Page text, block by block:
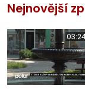
Nejnovější